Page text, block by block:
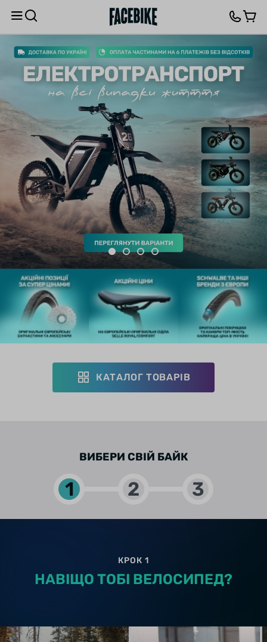
КАТАЛОГ ТОВАРІВ
ВИБЕРИ СВІЙ БАЙК
1 2 3
КРОК 1
НАВІЩО ТОБІ ВЕЛОСИПЕД?